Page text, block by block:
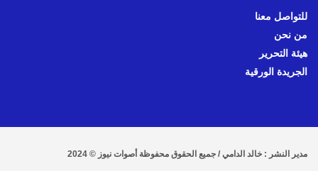
للتواصل معنا
من نحن
هيئة التحرير
الجريدة الورقية
مدير النشر : خالد الدامي / جميع الحقوق محفوظة أصوات نيوز © 2024